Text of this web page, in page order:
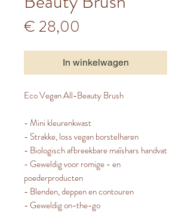
€ 28,00
In winkelwagen
Eco Vegan All-Beauty Brush
- Mini kleurenkwast
- Strakke, loss vegan borstelharen
- Biologisch afbreekbare maïshars handvat
- Geweldig voor romige - en
poederproducten
- Blenden, deppen en contouren
- Geweldig on-the-go